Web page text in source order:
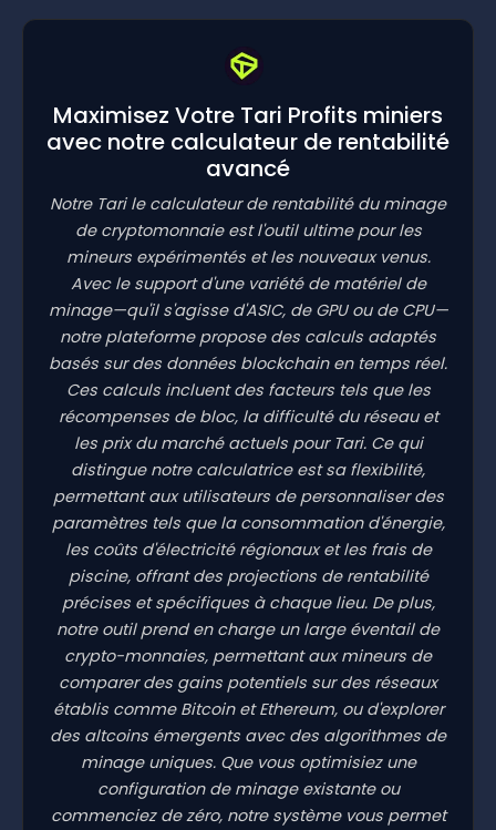
Maximisez Votre Tari Profits miniers
avec notre calculateur de rentabilité
avancé
Notre Tari le calculateur de rentabilité du minage
de cryptomonnaie est l'outil ultime pour les
mineurs expérimentés et les nouveaux venus.
Avec le support d'une variété de matériel de
minage—qu'il s'agisse d'ASIC, de GPU ou de CPU—
notre plateforme propose des calculs adaptés
basés sur des données blockchain en temps réel.
Ces calculs incluent des facteurs tels que les
récompenses de bloc, la difficulté du réseau et
les prix du marché actuels pour Tari. Ce qui
distingue notre calculatrice est sa flexibilité,
permettant aux utilisateurs de personnaliser des
paramètres tels que la consommation d'énergie,
les coûts d'électricité régionaux et les frais de
piscine, offrant des projections de rentabilité
précises et spécifiques à chaque lieu. De plus,
notre outil prend en charge un large éventail de
crypto-monnaies, permettant aux mineurs de
comparer des gains potentiels sur des réseaux
établis comme Bitcoin et Ethereum, ou d'explorer
des altcoins émergents avec des algorithmes de
minage uniques. Que vous optimisiez une
configuration de minage existante ou
commenciez de zéro, notre système vous permet